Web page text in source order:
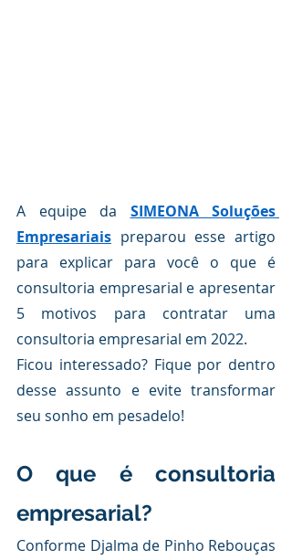
A equipe da SIMEONA Soluções
Empresariais preparou esse artigo
para explicar para você o que é
consultoria empresarial e apresentar
5 motivos para contratar uma
consultoria empresarial em 2022.
Ficou interessado? Fique por dentro
desse assunto e evite transformar
seu sonho em pesadelo!
O que é consultoria
empresarial?
Conforme Djalma de Pinho Rebouças